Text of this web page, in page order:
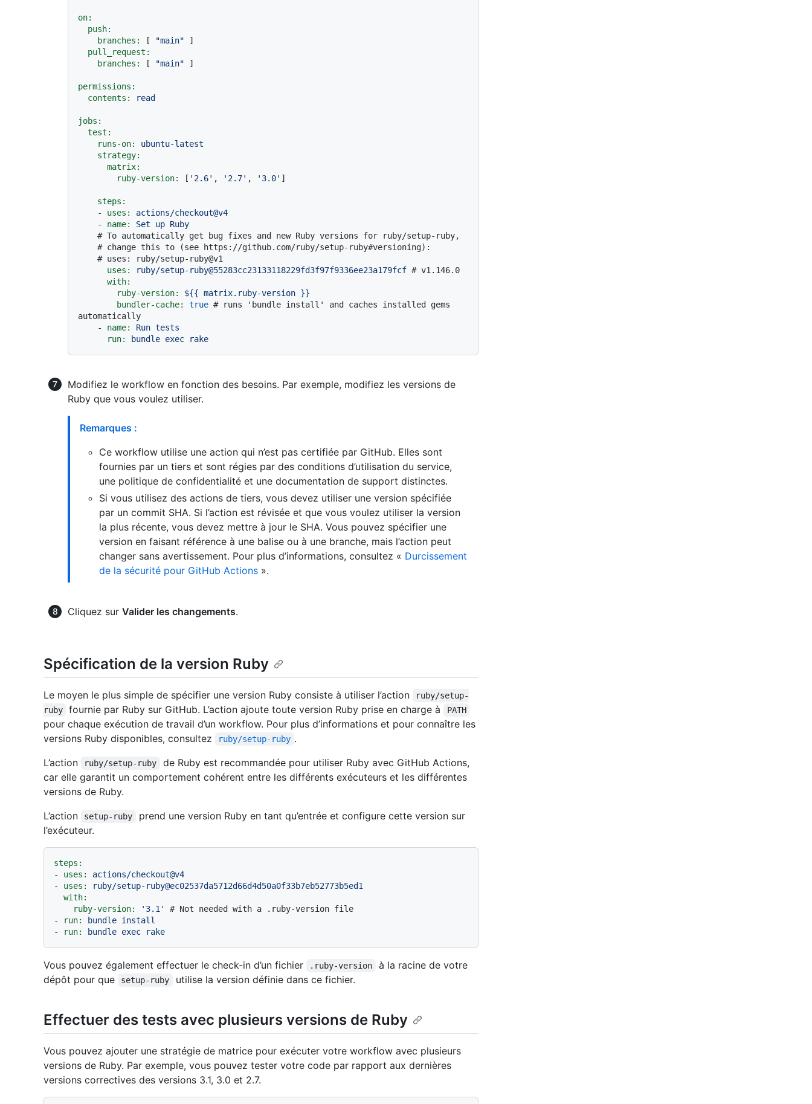
on:
push:
branches:
[ "main" ]
pull_request:
branches:
[ "main" ]
permissions:
contents:
read
jobs:
test:
runs-on:
ubuntu-latest
strategy:
matrix:
ruby-version:
[ '2.6' , '2.7' , '3.0' ]
steps:
-
uses:
actions/checkout@v4
-
name: Set up Ruby
# To automatically get bug fixes and new Ruby versions for ruby/setup-ruby,
# change this to (see https://github.com/ruby/setup-ruby#versioning):
# uses: ruby/setup-ruby@v1
uses:
ruby/setup-ruby@55283cc23133118229fd3f97f9336ee23a179fcf # v1.146.0
with:
ruby-version:
${{ matrix.ruby-version }}
bundler-cache:
true # runs 'bundle install' and caches installed gems
automatically
-
name: Run tests
run:
bundle exec rake
Modifiez le workflow en fonction des besoins. Par exemple, modifiez les versions de
Ruby que vous voulez utiliser.
Remarques :
Ce workflow utilise une action qui n’est pas certifiée par GitHub. Elles sont
fournies par un tiers et sont régies par des conditions d’utilisation du service,
une politique de confidentialité et une documentation de support distinctes.
Si vous utilisez des actions de tiers, vous devez utiliser une version spécifiée
par un commit SHA. Si l’action est révisée et que vous voulez utiliser la version
la plus récente, vous devez mettre à jour le SHA. Vous pouvez spécifier une
version en faisant référence à une balise ou à une branche, mais l’action peut
changer sans avertissement. Pour plus d’informations, consultez « Durcissement
de la sécurité pour GitHub Actions ».
Cliquez sur Valider les changements.
Spécification de la version Ruby
Le moyen le plus simple de spécifier une version Ruby consiste à utiliser l’action
ruby/setup-
ruby
fournie par Ruby sur GitHub. L’action ajoute toute version Ruby prise en charge à PATH
pour chaque exécution de travail d’un workflow. Pour plus d’informations et pour connaître les
versions Ruby disponibles, consultez
ruby/setup-ruby .
L’action
ruby/setup-ruby
de Ruby est recommandée pour utiliser Ruby avec GitHub Actions,
car elle garantit un comportement cohérent entre les différents exécuteurs et les différentes
versions de Ruby.
L’action
setup-ruby
prend une version Ruby en tant qu’entrée et configure cette version sur
l’exécuteur.
steps:
-
uses:
actions/checkout@v4
-
uses:
ruby/setup-ruby@ec02537da5712d66d4d50a0f33b7eb52773b5ed1
with:
ruby-version:
'3.1'
# Not needed with a .ruby-version file
-
run: bundle install
-
run: bundle exec rake
Vous pouvez également effectuer le check-in d’un fichier .ruby-version
à la racine de votre
dépôt pour que
setup-ruby utilise la version définie dans ce fichier.
Effectuer des tests avec plusieurs versions de Ruby
Vous pouvez ajouter une stratégie de matrice pour exécuter votre workflow avec plusieurs
versions de Ruby. Par exemple, vous pouvez tester votre code par rapport aux dernières
versions correctives des versions 3.1, 3.0 et 2.7.